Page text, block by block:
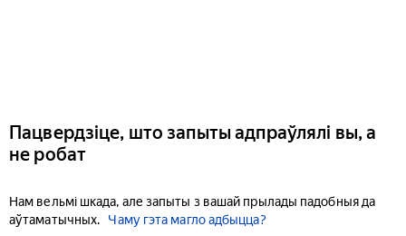
Пацвердзіце, што запыты адпраўлялі вы, а
не робат
Нам вельмі шкада, але запыты з вашай прылады падобныя да
аўтаматычных.
Чаму гэта магло адбыцца?